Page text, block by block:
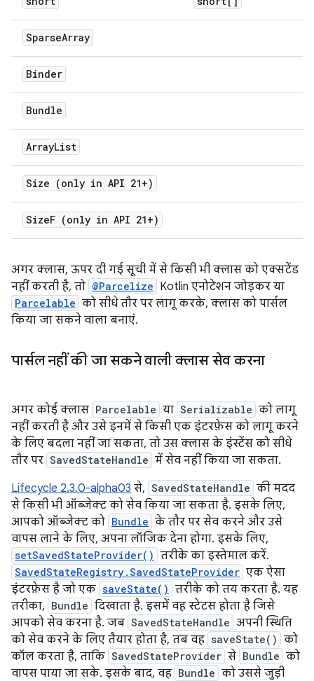
SparseArray
Binder
Bundle
ArrayList
Size (only in API 21+)
SizeF (only in API 21+)
अगर क्लास, ऊपर दी गई सूची में से किसी भी क्लास को एक्सटेंड
नहीं करती है, तो @Parcelize Kotlin एनोटेशन जोड़कर या
Parcelable को सीधे तौर पर लागू करके, क्लास को पार्सल
किया जा सकने वाला बनाएं.
पार्सल नहीं की जा सकने वाली क्लास सेव करना
अगर कोई क्लास Parcelable या Serializable को लागू
नहीं करती है और उसे इनमें से किसी एक इंटरफ़ेस को लागू करने
के लिए बदला नहीं जा सकता, तो उस क्लास के इंस्टेंस को सीधे
तौर पर SavedStateHandle में सेव नहीं किया जा सकता.
Lifecycle 2.3.0-alpha03 से, SavedStateHandle की मदद
से किसी भी ऑब्जेक्ट को सेव किया जा सकता है. इसके लिए,
आपको ऑब्जेक्ट को Bundle के तौर पर सेव करने और उसे
वापस लाने के लिए, अपना लॉजिक देना होगा. इसके लिए,
setSavedStateProvider() तरीके का इस्तेमाल करें.
SavedStateRegistry.SavedStateProvider एक ऐसा
इंटरफ़ेस है जो एक saveState() तरीके को तय करता है. यह
तरीका, Bundle दिखाता है. इसमें वह स्टेटस होता है जिसे
आपको सेव करना है. जब SavedStateHandle अपनी स्थिति
को सेव करने के लिए तैयार होता है, तब वह saveState() को
कॉल करता है, ताकि SavedStateProvider से Bundle को
वापस पाया जा सके. इसके बाद, वह Bundle को उससे जुड़ी